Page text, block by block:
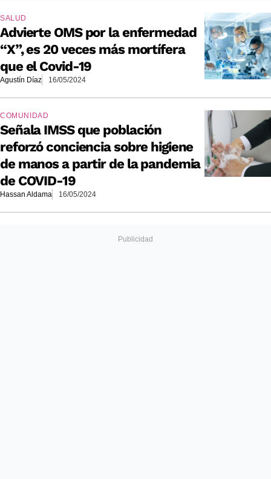
SALUD
Advierte OMS por la enfermedad
“X”, es 20 veces más mortífera
que el Covid-19
Agustín Díaz 16/05/2024
COMUNIDAD
Señala IMSS que población
reforzó conciencia sobre higiene
de manos a partir de la pandemia
de COVID-19
Hassan Aldama 16/05/2024